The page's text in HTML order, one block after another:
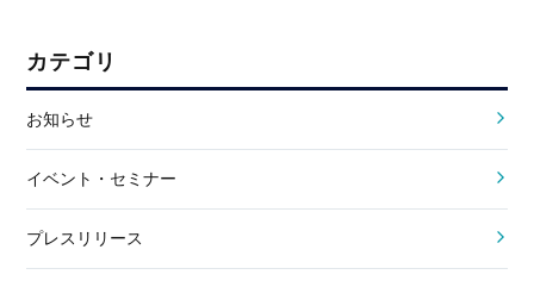
カテゴリ
お知らせ
イベント・セミナー
プレスリリース